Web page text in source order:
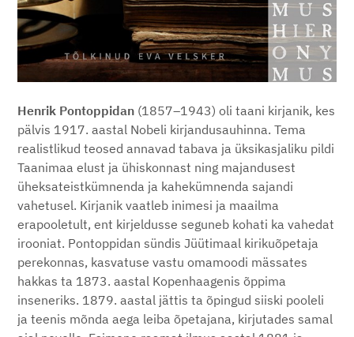
Henrik Pontoppidan (1857–1943) oli taani kirjanik, kes
pälvis 1917. aastal Nobeli kirjandusauhinna. Tema
realistlikud teosed annavad tabava ja üksikasjaliku pildi
Taanimaa elust ja ühiskonnast ning majandusest
üheksateistkümnenda ja kahekümnenda sajandi
vahetusel. Kirjanik vaatleb inimesi ja maailma
erapooletult, ent kirjeldusse seguneb kohati ka vahedat
irooniat. Pontoppidan sündis Jüütimaal kirikuõpetaja
perekonnas, kasvatuse vastu omamoodi mässates
hakkas ta 1873. aastal Kopenhaagenis õppima
inseneriks. 1879. aastal jättis ta õpingud siiski pooleli
ja teenis mõnda aega leiba õpetajana, kirjutades samal